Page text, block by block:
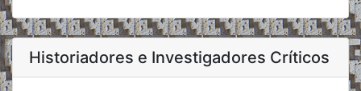
Historiadores e Investigadores Críticos